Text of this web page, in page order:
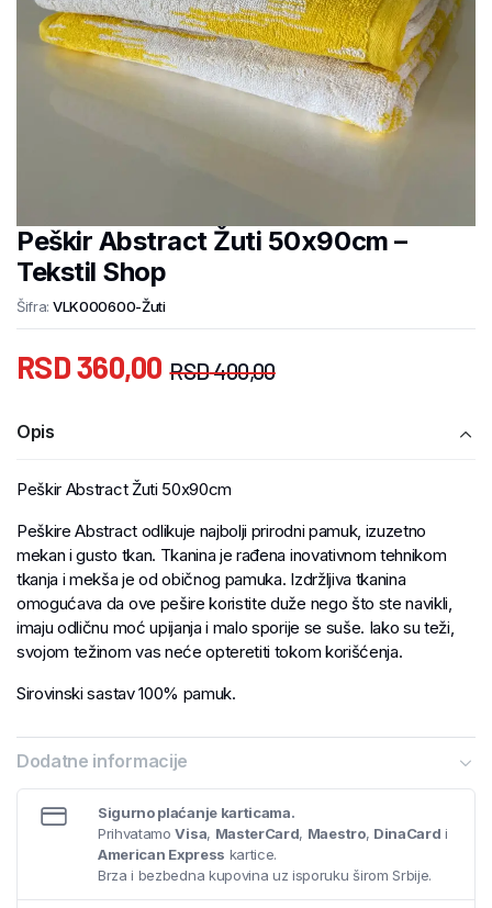
Peškir Abstract Žuti 50x90cm –
Tekstil Shop
Šifra: VLK000600-Žuti
RSD400,00
RSD360,00
Opis
Peškir Abstract Žuti 50x90cm
Peškire Abstract odlikuje najbolji prirodni pamuk, izuzetno
mekan i gusto tkan. Tkanina je rađena inovativnom tehnikom
tkanja i mekša je od običnog pamuka. Izdržljiva tkanina
omogućava da ove pešire koristite duže nego što ste navikli,
imaju odličnu moć upijanja i malo sporije se suše. Iako su teži,
svojom težinom vas neće opteretiti tokom korišćenja.
Sirovinski sastav 100% pamuk.
Dodatne informacije
Sigurno plaćanje karticama.
PrihvatamoVisa, MasterCard, Maestro, DinaCard i
American Express kartice.
Brza i bezbedna kupovina uz isporuku širom Srbije.